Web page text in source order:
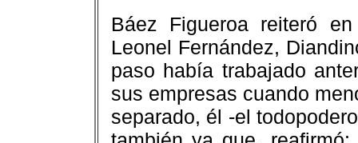
Báez Figueroa reiteró
Leonel Fernández,
paso había trabajado
sus empresas cuando
separado, él -el